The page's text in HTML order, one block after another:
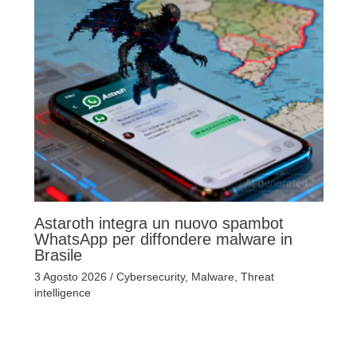
Astaroth integra un nuovo spambot
WhatsApp per diffondere malware in
Brasile
3 Agosto 2026 / Cybersecurity, Malware, Threat
intelligence